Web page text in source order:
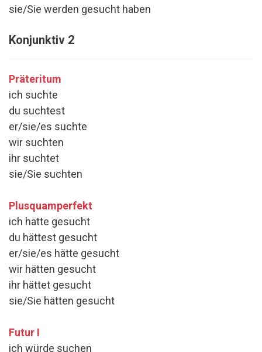
sie/Sie werden gesucht haben
Konjunktiv 2
Präteritum
ich suchte
du suchtest
er/sie/es suchte
wir suchten
ihr suchtet
sie/Sie suchten
Plusquamperfekt
ich hätte gesucht
du hättest gesucht
er/sie/es hätte gesucht
wir hätten gesucht
ihr hättet gesucht
sie/Sie hätten gesucht
Futur I
ich würde suchen